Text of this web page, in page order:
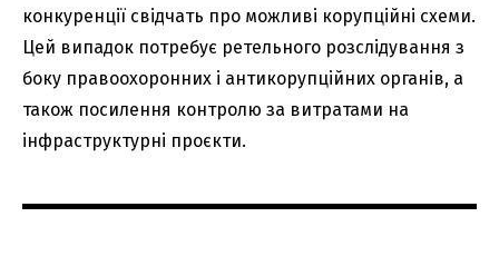
конкуренції свідчать про можливі корупційні схеми.
Цей випадок потребує ретельного розслідування з
боку правоохоронних і антикорупційних органів, а
також посилення контролю за витратами на
інфраструктурні проєкти.